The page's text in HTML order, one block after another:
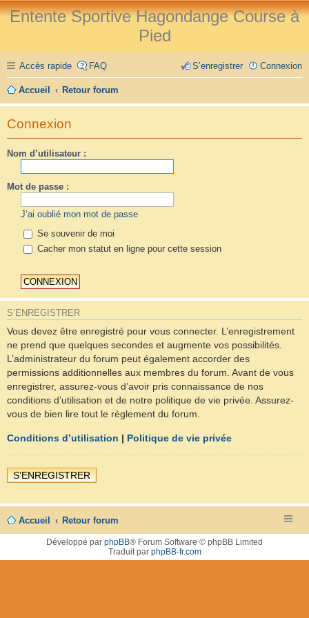
Entente Sportive Hagondange Course à
Pied
Accès rapide FAQ Connexion
S’enregistrer
Accueil Retour forum
Connexion
Nom d’utilisateur :
Mot de passe :
J’ai oublié mon mot de passe
Se souvenir de moi
Cacher mon statut en ligne pour cette session
S’ENREGISTRER
Vous devez être enregistré pour vous connecter. L’enregistrement
ne prend que quelques secondes et augmente vos possibilités.
L’administrateur du forum peut également accorder des
permissions additionnelles aux membres du forum. Avant de vous
enregistrer, assurez-vous d’avoir pris connaissance de nos
conditions d’utilisation et de notre politique de vie privée. Assurez-
vous de bien lire tout le règlement du forum.
Conditions d’utilisation | Politique de vie privée
S’ENREGISTRER
Accueil Retour forum
Développé par phpBB® Forum Software © phpBB Limited
Traduit par phpBB-fr.com